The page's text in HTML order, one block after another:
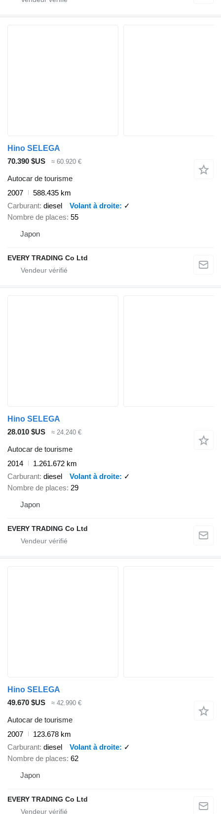
Hino SELEGA
70.390 $US
≈ 60.920 €
Autocar de tourisme
2007
588.435 km
Carburant diesel Volant à droite
✓
Nombre de places 55
Japon
EVERY TRADING Co Ltd
Hino SELEGA
28.010 $US
≈ 24.240 €
Autocar de tourisme
2014
1.261.672 km
Carburant diesel Volant à droite
✓
Nombre de places 29
Japon
EVERY TRADING Co Ltd
Hino SELEGA
49.670 $US
≈ 42.990 €
Autocar de tourisme
2007
123.678 km
Carburant diesel Volant à droite
✓
Nombre de places 62
Japon
EVERY TRADING Co Ltd